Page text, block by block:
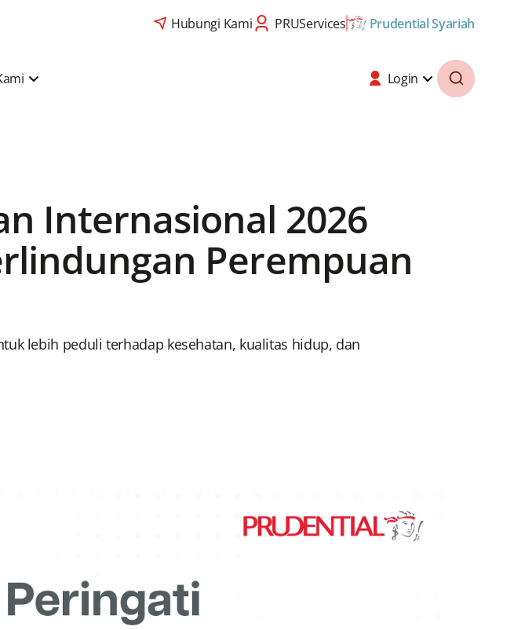
Hubungi Kami PRUServices Prudential Syariah
Login
Internasional 2026
Perempuan
lebih peduli terhadap kesehatan, kualitas hidup, dan